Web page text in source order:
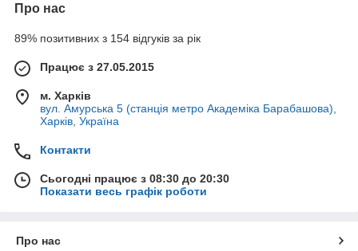
Про нас
89% позитивних з 154 відгуків за рік
Працює з 27.05.2015
м. Харків
вул. Амурська 5 (станція метро Академіка Барабашова),
Харків, Україна
Контакти
Сьогодні працює з 08:30 до 20:30
Показати весь графік роботи
Про нас